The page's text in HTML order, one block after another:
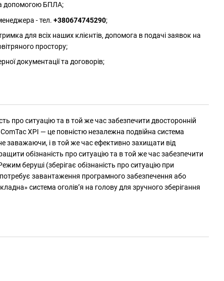
допомогою БПЛА;
- тел. +380674745290;
для всіх наших клієнтів, допомога в подачі заявок на
простору;
документації та договорів;
про ситуацію та в той же час забезпечити двосторонній
XPI — це повністю незалежна подвійна система
заважаючи, і в той же час ефективно захищати від
обізнаність про ситуацію та в той же час забезпечити
беруші (зберігає обізнаність про ситуацію при
завантаження програмного забезпечення або
система оголів’я на голову для зручного зберігання